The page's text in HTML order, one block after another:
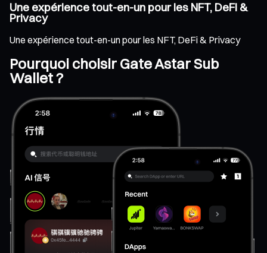
Une expérience tout-en-un pour les NFT, DeFi &
Privacy
Une expérience tout-en-un pour les NFT, DeFi & Privacy
Pourquoi choisir Gate Astar Sub
Wallet ?